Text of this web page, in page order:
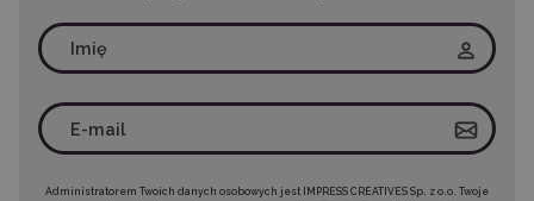
Administratorem Twoich danych osobowych jest IMPRESS CREATIVES Sp. z o.o. Twoje